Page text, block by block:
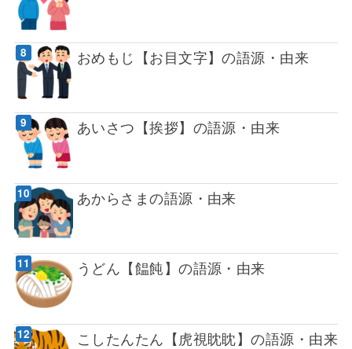
おめもじ【お目文字】の語源・由来
あいさつ【挨拶】の語源・由来
あからさまの語源・由来
うどん【饂飩】の語源・由来
こしたんたん【虎視眈眈】の語源・由来